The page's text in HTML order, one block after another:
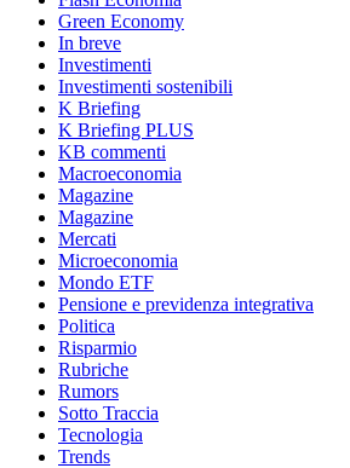
Green Economy
In breve
Investimenti
Investimenti sostenibili
K Briefing
K Briefing PLUS
KB commenti
Macroeconomia
Magazine
Magazine
Mercati
Microeconomia
Mondo ETF
Pensione e previdenza integrativa
Politica
Risparmio
Rubriche
Rumors
Sotto Traccia
Tecnologia
Trends